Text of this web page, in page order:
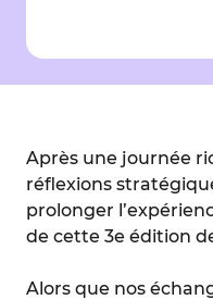
Après une journée
réflexions
prolonger
de cette 3e édition
Alors que nos